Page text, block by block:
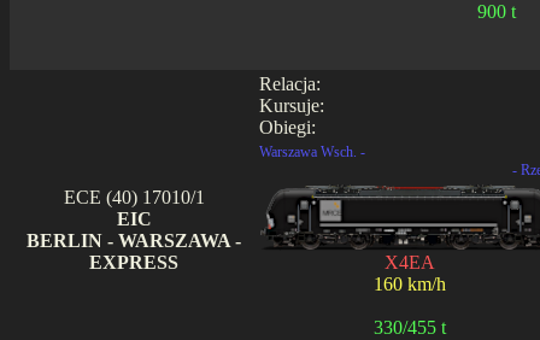
900 t
Relacja:
Kursuje:
Obiegi:
ECE (40) 17010/1
EIC
BERLIN - WARSZAWA -
EXPRESS
Warszawa Wsch. -
-
X4EA
160 km/h
330/455 t